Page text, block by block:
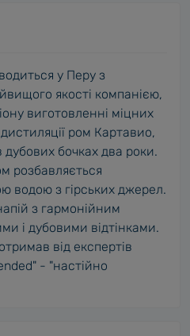
у Перу з
якості компанією,
виготовленні міцних
ром Картавио,
дубових бочках два роки.
розбавляється
водою з гірських джерел.
з гармонійним
і дубовими відтінками.
від експертів
- "настійно